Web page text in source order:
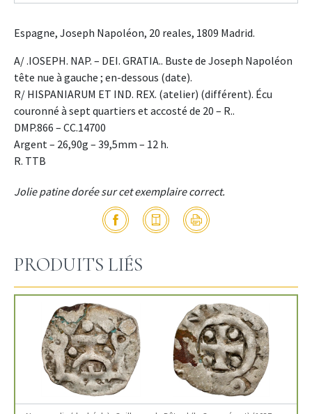
Espagne, Joseph Napoléon, 20 reales, 1809 Madrid.
A/ .IOSEPH. NAP. – DEI. GRATIA.. Buste de Joseph Napoléon
tête nue à gauche ; en-dessous (date).
R/ HISPANIARUM ET IND. REX. (atelier) (différent). Écu
couronné à sept quartiers et accosté de 20 – R..
DMP.866 – CC.14700
Argent – 26,90g – 39,5mm – 12 h.
R. TTB
Jolie patine dorée sur cet exemplaire correct.
PRODUITS LIÉS